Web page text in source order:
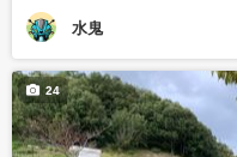
水鬼
24